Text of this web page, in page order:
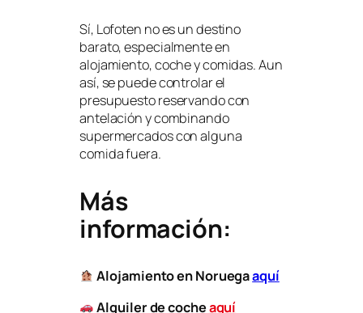
Sí, Lofoten no es un destino
barato, especialmente en
alojamiento, coche y comidas. Aun
así, se puede controlar el
presupuesto reservando con
antelación y combinando
supermercados con alguna
comida fuera.
Más
información:
Alojamiento en Noruegaaquí
Alquiler de cocheaquí